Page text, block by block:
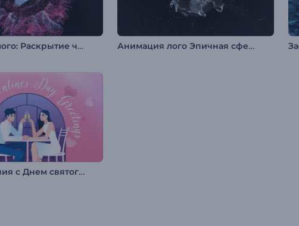
Анимация лого: Раскрытие частиц Анимация лого Эпичная сфера
Поздравления с Днем святого Валентина